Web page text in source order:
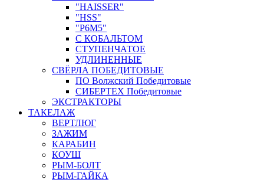
"HAISSER"
"HSS"
"Р6М5"
С КОБАЛЬТОМ
СТУПЕНЧАТОЕ
УДЛИНЕННЫЕ
СВЁРЛА ПОБЕДИТОВЫЕ
ПО Волжский Победитовые
СИБЕРТЕХ Победитовые
ЭКСТРАКТОРЫ
ТАКЕЛАЖ
ВЕРТЛЮГ
ЗАЖИМ
КАРАБИН
КОУШ
РЫМ-БОЛТ
РЫМ-ГАЙКА